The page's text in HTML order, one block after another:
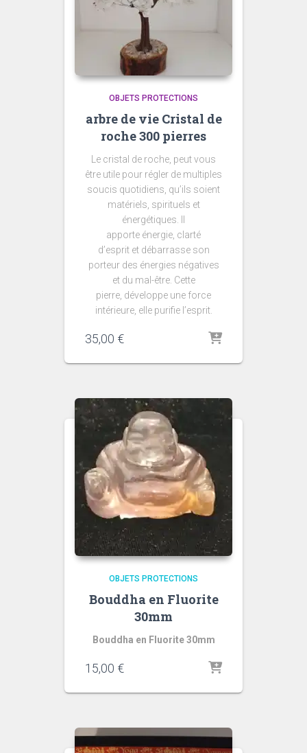
OBJETS PROTECTIONS
arbre de vie Cristal de
roche 300 pierres
Le cristal de roche, peut vous
être utile pour régler de multiples
soucis quotidiens, qu’ils soient
matériels, spirituels et
énergétiques. Il
apporte énergie, clarté
d’esprit et débarrasse son
porteur des énergies négatives
et du mal-être. Cette
pierre, développe une force
intérieure, elle purifie l’esprit.
35,00 €
OBJETS PROTECTIONS
Bouddha en Fluorite
30mm
Bouddha en Fluorite 30mm
15,00 €